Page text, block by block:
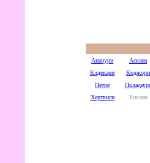
Ананури
Аскана
Клдекари
Коджори
Петре
Хертвиси
Хихани